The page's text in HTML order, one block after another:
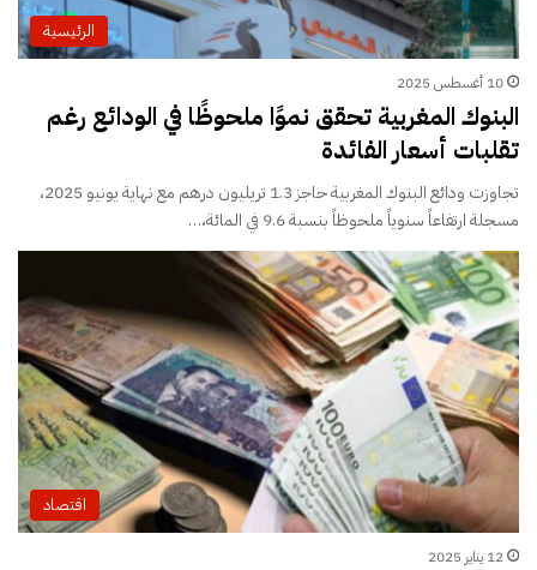
الرئيسية
10 أغسطس 2025
البنوك المغربية تحقق نموًا ملحوظًا في الودائع رغم
تقلبات أسعار الفائدة
تجاوزت ودائع البنوك المغربية حاجز 1.3 تريليون درهم مع نهاية يونيو 2025،
مسجلة ارتفاعاً سنوياً ملحوظاً بنسبة 9.6 في المائة،…
اقتصاد
12 يناير 2025